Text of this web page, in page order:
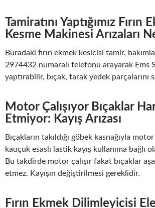
Tamiratını Yaptığımız Fırın
Kesme Makinesi Arızaları
Buradaki fırın ekmek kesicisi tamir,
2974432 numaralı telefonu arayarak Ems
yaptırabilir, bıçak, tarak yedek parçalarını
Motor Çalışıyor Bıçaklar
Etmiyor: Kayış Arızası
Bıçakların takıldığı göbek kasnağıyla
kauçuk esaslı lastik kayış kullanıma bağlı
Bu takdirde motor çalışır fakat bıçaklar
etmez. Kayışın değiştirilmesi gereklidir.
Fırın Ekmek Dilimleyicisi